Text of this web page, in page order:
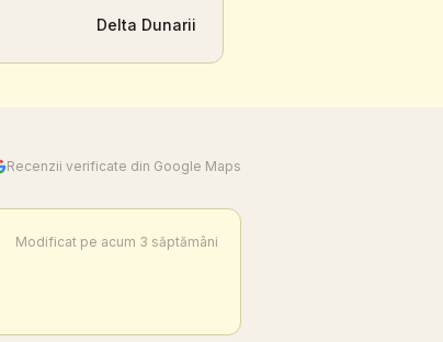
Delta Dunarii
Recenzii verificate din Google Maps
Modificat pe acum 3 săptămâni